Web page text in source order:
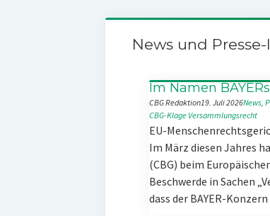
News und
Im Namen BAYERs
CBG Redaktion19. Juli 2026News,
CBG-Klage Versammlungsrecht
EU-
Im März diesen Jahres
(CBG) beim
Beschwerde in Sachen
dass der BAYER-